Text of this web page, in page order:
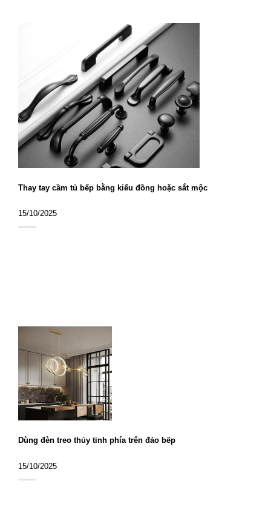
Thay tay cầm tủ bếp bằng kiểu đồng hoặc sắt mộc
15/10/2025
Dùng đèn treo thủy tinh phía trên đảo bếp
15/10/2025